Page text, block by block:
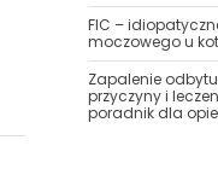
FIC –
moczowego u
Zapalenie
przyczyny i
poradnik dla